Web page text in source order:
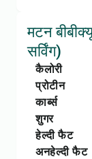
मटन
सर्विंग)
कैलोरी
प्रोटीन
कार्ब्स
शुगर
हेल्दी फैट
अनहेल्दी फैट